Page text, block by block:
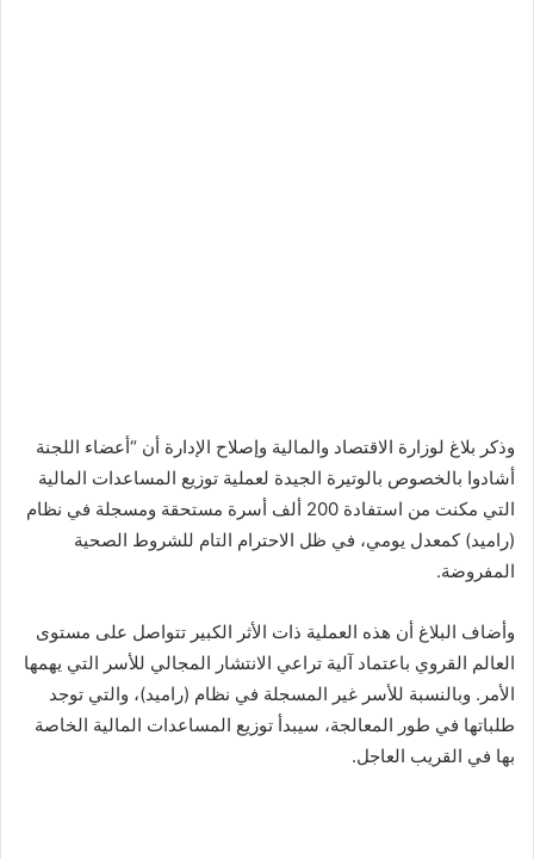
وذكر بلاغ لوزارة الاقتصاد والمالية وإصلاح الإدارة أن “أعضاء اللجنة
أشادوا بالخصوص بالوتيرة الجيدة لعملية توزيع المساعدات المالية
التي مكنت من استفادة 200 ألف أسرة مستحقة ومسجلة في نظام
(راميد) كمعدل يومي، في ظل الاحترام التام للشروط الصحية
المفروضة.
وأضاف البلاغ أن هذه العملية ذات الأثر الكبير تتواصل على مستوى
العالم القروي باعتماد آلية تراعي الانتشار المجالي للأسر التي يهمها
الأمر. وبالنسبة للأسر غير المسجلة في نظام (راميد)، والتي توجد
طلباتها في طور المعالجة، سيبدأ توزيع المساعدات المالية الخاصة
بها في القريب العاجل.